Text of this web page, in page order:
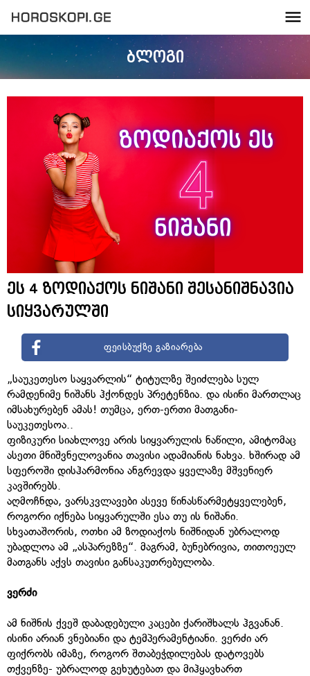
ბლოგი
ეს 4 ზოდიაქოს ნიშანი შესანიშნავია
სიყვარულში
ფეისბუქზე გაზიარება
„საუკეთესო საყვარლის“ ტიტულზე შეიძლება სულ
რამდენიმე ნიშანს ჰქონდეს პრეტენზია. და ისინი მართლაც
იმსახურებენ ამას! თუმცა, ერთ-ერთი მათგანი-
საუკეთესოა..
ფიზიკური სიახლოვე არის სიყვარულის ნაწილი, ამიტომაც
ასეთი მნიშვნელოვანია თავისი ადამიანის ნახვა. ხშირად ამ
სფეროში დისჰარმონია ანგრევდა ყველაზე მშვენიერ
კავშირებს.
აღმოჩნდა, ვარსკვლავები ასევე წინასწარმეტყველებენ,
როგორი იქნება სიყვარულში ესა თუ ის ნიშანი.
სხვათაშორის, ოთხი ამ ზოდიაქოს ნიშნიდან უბრალოდ
უბადლოა ამ „ასპარეზზე“. მაგრამ, ბუნებრივია, თითოეულ
მათგანს აქვს თავისი განსაკუთრებულობა.
ვერძი
ამ ნიშნის ქვეშ დაბადებული კაცები ქარიშხალს ჰგვანან.
ისინი არიან ვნებიანი და ტემპერამენტიანი. ვერძი არ
ფიქრობს იმაზე, როგორ შთაბეჭდილებას დატოვებს
თქვენზე- უბრალოდ გეხუტებათ და მიჰყავხართ